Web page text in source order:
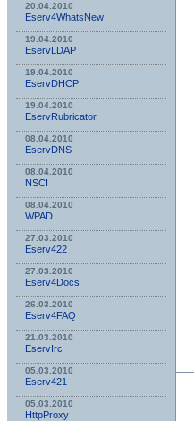
20.04.2010
Eserv4WhatsNew
19.04.2010
EservLDAP
19.04.2010
EservDHCP
19.04.2010
EservRubricator
08.04.2010
EservDNS
08.04.2010
NSСI
08.04.2010
WPAD
27.03.2010
Eserv422
27.03.2010
Eserv4Docs
26.03.2010
Eserv4FAQ
21.03.2010
EservIrc
05.03.2010
Eserv421
05.03.2010
HttpProxy